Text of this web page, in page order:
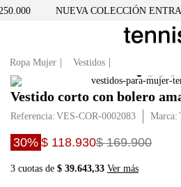
NUEVA COLECCIÓN ENTRA
Ropa Mujer Vestidos
Vestido corto con bolero
Referencia: VES-COR-0002083
30% $ 118.930$ 169.900
3 cuotas de $ 39.643,33 Ver más